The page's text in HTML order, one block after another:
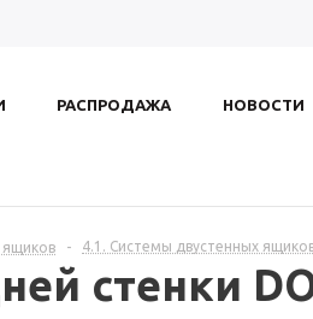
РАСПРОДАЖА НОВОСТИ
- 4.1. Системы двустенных
стенки